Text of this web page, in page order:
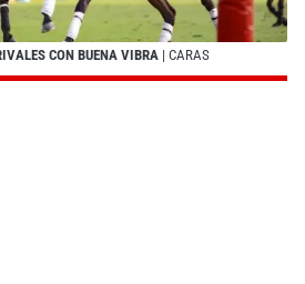
CON BUENA VIBRA | CARAS